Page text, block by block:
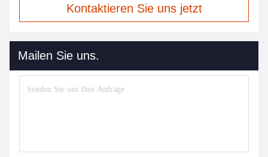
Kontaktieren Sie uns jetzt
Mailen Sie uns.